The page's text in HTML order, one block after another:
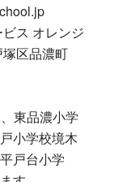
ス オレンジ
区品濃町
東品濃小学
小学校境木
戸台小学